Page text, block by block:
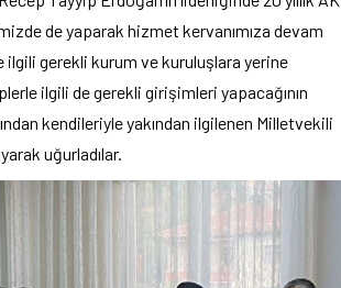
de yaparak hizmet kervanımıza devam
ilgili gerekli kurum ve kuruluşlara yerine
ilgili de gerekli girişimleri yapacağının
kendileriyle yakından ilgilenen Milletvekili
uğurladılar.